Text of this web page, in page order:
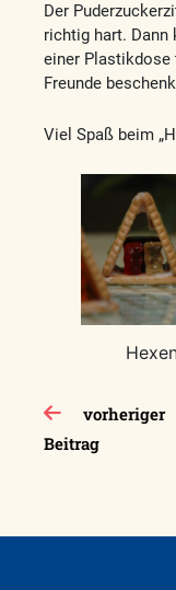
Der
richtig hart. Dann
einer Plastikdose
Freunde
Viel Spaß beim
vorheriger
Beitrag